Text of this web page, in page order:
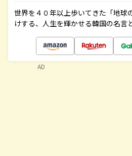
世界を４０年以上歩いてきた「地球
けする、人生を輝かせる韓国の名言
AD